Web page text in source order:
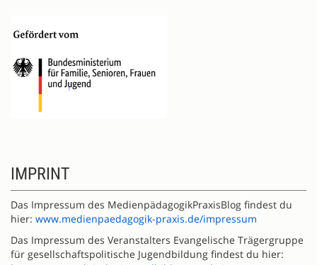
IMPRINT
Das Impressum des MedienpädagogikPraxisBlog findest du
hier: www.medienpaedagogik-praxis.de/impressum
Das Impressum des Veranstalters Evangelische Trägergruppe
für gesellschaftspolitische Jugendbildung findest du hier: